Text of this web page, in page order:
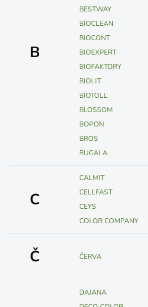
B
BESTWAY
BIOCLEAN
BIOCONT
BIOEXPERT
BIOFAKTORY
BIOLIT
BIOTOLL
BLOSSOM
BOPON
BROS
BUGALA
C
CALMIT
CELLFAST
CEYS
COLOR COMPANY
Č ČERVA
DAJANA